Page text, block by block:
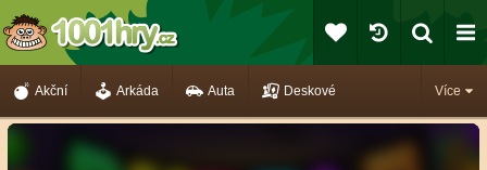
Více
Akční Arkáda Auta Deskové